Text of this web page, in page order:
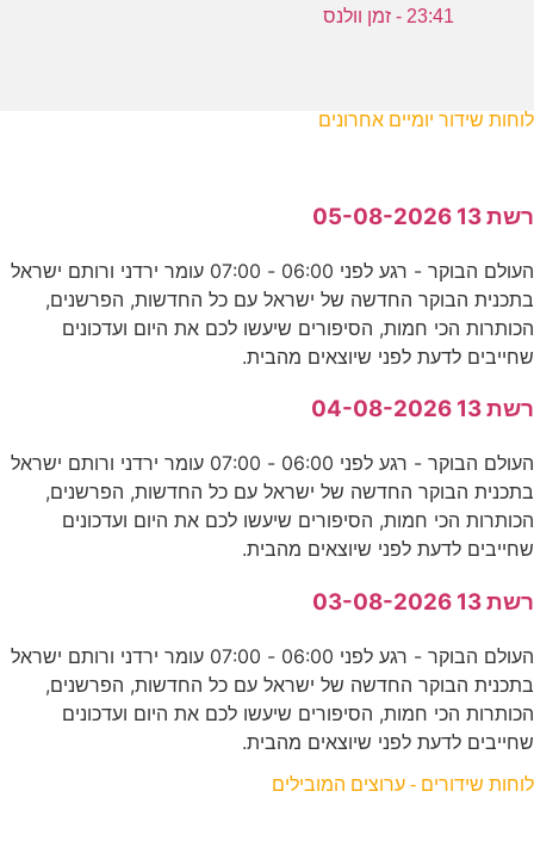
23:41 - זמן וולנס
לוחות שידור יומיים אחרונים
רשת 13 05-08-2026
העולם הבוקר - רגע לפני 06:00 - 07:00 עומר ירדני ורותם ישראל
בתכנית הבוקר החדשה של ישראל עם כל החדשות, הפרשנים,
הכותרות הכי חמות, הסיפורים שיעשו לכם את היום ועדכונים
שחייבים לדעת לפני שיוצאים מהבית.
רשת 13 04-08-2026
העולם הבוקר - רגע לפני 06:00 - 07:00 עומר ירדני ורותם ישראל
בתכנית הבוקר החדשה של ישראל עם כל החדשות, הפרשנים,
הכותרות הכי חמות, הסיפורים שיעשו לכם את היום ועדכונים
שחייבים לדעת לפני שיוצאים מהבית.
רשת 13 03-08-2026
העולם הבוקר - רגע לפני 06:00 - 07:00 עומר ירדני ורותם ישראל
בתכנית הבוקר החדשה של ישראל עם כל החדשות, הפרשנים,
הכותרות הכי חמות, הסיפורים שיעשו לכם את היום ועדכונים
שחייבים לדעת לפני שיוצאים מהבית.
לוחות שידורים - ערוצים המובילים